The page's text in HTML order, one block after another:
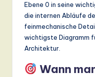
Ebene 0 in seine
die internen Abläufe
feinmechanische
wichtigste Diagramm
Architektur.
Wann